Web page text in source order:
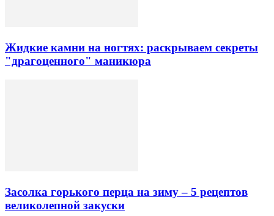
Жидкие камни на ногтях: раскрываем секреты
"драгоценного" маникюра
Засолка горького перца на зиму – 5 рецептов
великолепной закуски